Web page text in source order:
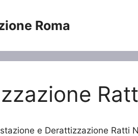
Roma
e Derattizzazione Ratti